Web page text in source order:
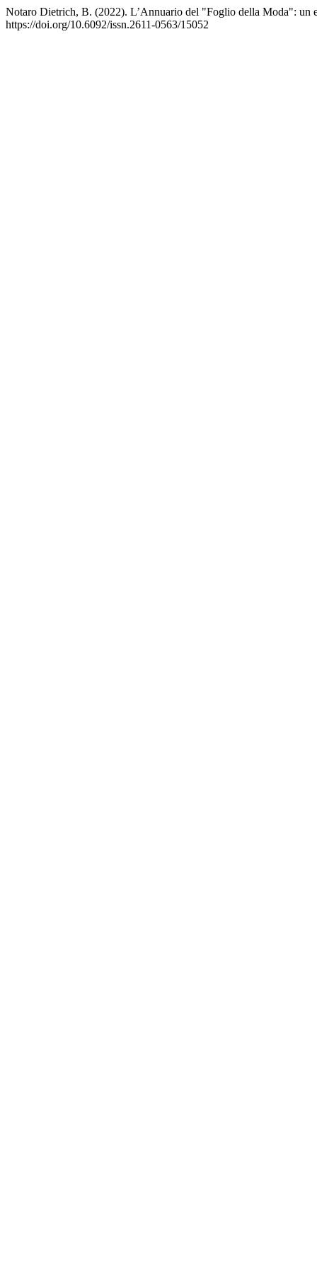
Notaro Dietrich, B. (2022). L’Annuario del "Foglio della Moda": un
https://doi.org/10.6092/issn.2611-0563/15052